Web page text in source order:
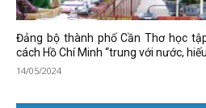
Đảng bộ thành phố Cần Thơ học
cách Hồ Chí Minh “trung với nước,
14/05/2024